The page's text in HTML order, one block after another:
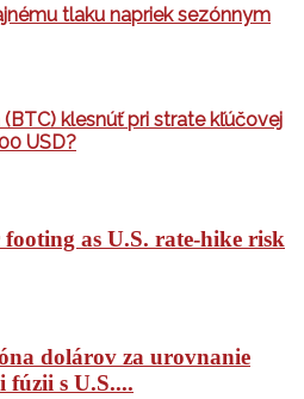
tlaku napriek sezónnym
klesnúť pri strate kľúčovej
USD?
as U.S. rate-hike risk
dolárov za urovnanie
fúzii s U.S....